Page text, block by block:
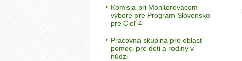
Komisia pri Monitorovacom
výbore pre Program Slovensko
pre Cieľ 4
Pracovná skupina pre oblasť
pomoci pre deti a rodiny v
núdzi